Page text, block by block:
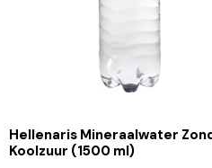
Hellenaris Mineraalwater
Koolzuur (1500 ml)